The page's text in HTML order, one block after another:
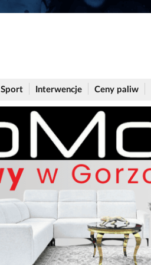
Sport Interwencje Ceny paliw